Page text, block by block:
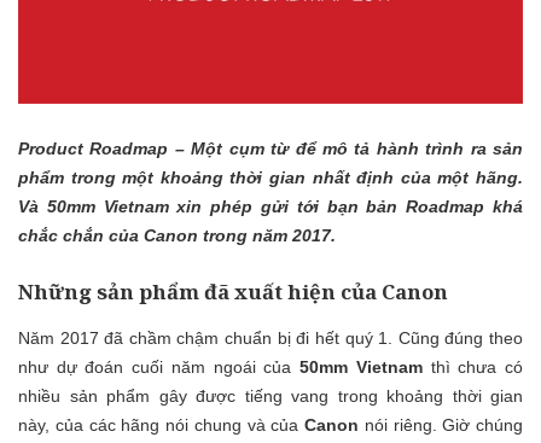
Product Roadmap – Một cụm từ để mô tả hành trình ra sản
phẩm trong một khoảng thời gian nhất định của một hãng.
Và 50mm Vietnam xin phép gửi tới bạn bản Roadmap khá
chắc chắn của Canon trong năm 2017.
Những sản phẩm đã xuất hiện của Canon
Năm 2017 đã chầm chậm chuẩn bị đi hết quý 1. Cũng đúng theo
như dự đoán cuối năm ngoái của50mm Vietnamthì chưa có
nhiều sản phẩm gây được tiếng vang trong khoảng thời gian
này, của các hãng nói chung và của Canon nói riêng. Giờ chúng